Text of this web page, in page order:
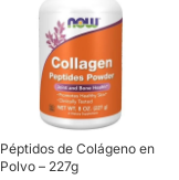
Péptidos de Colágeno en
Polvo – 227g